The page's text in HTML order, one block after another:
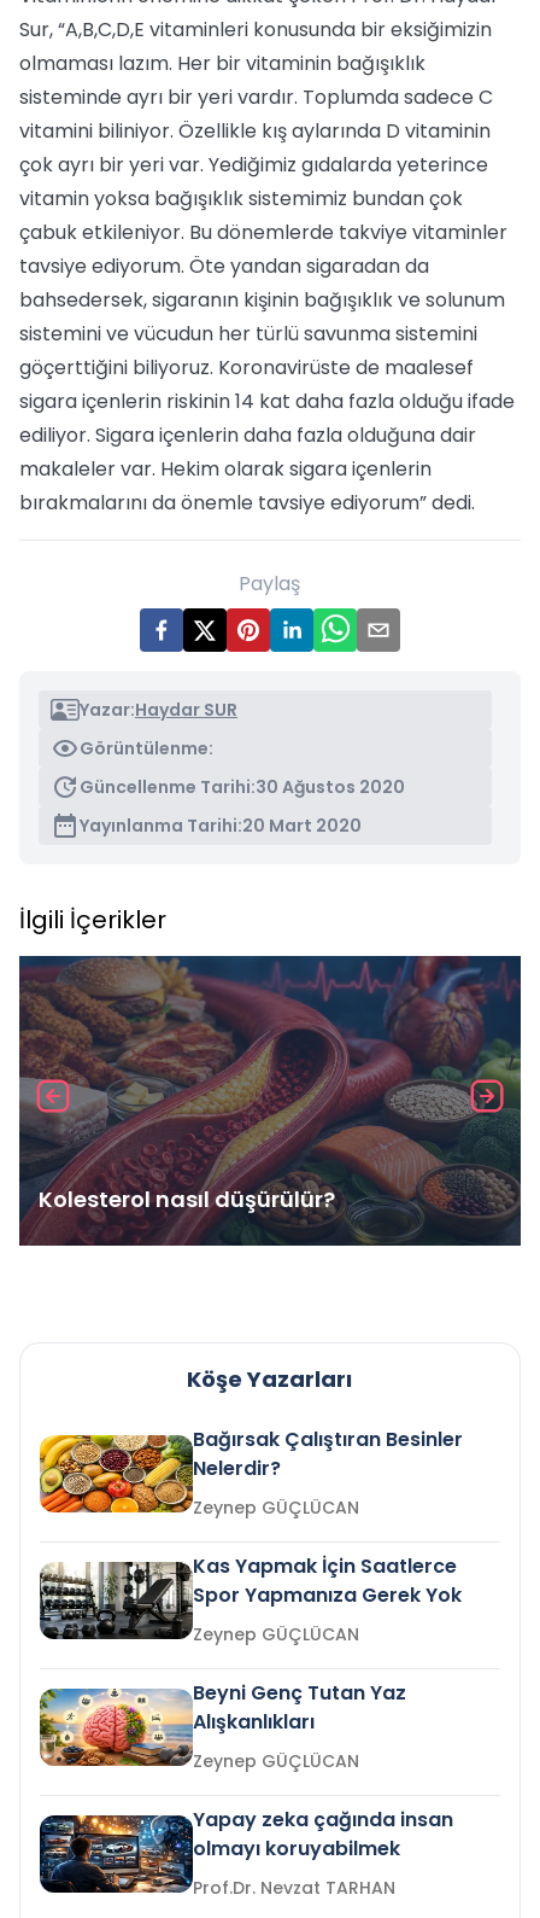
Sur, “A,B,C,D,E vitaminleri konusunda bir eksiğimizin
olmaması lazım. Her bir vitaminin bağışıklık
sisteminde ayrı bir yeri vardır. Toplumda sadece C
vitamini biliniyor. Özellikle kış aylarında D vitaminin
çok ayrı bir yeri var. Yediğimiz gıdalarda yeterince
vitamin yoksa bağışıklık sistemimiz bundan çok
çabuk etkileniyor. Bu dönemlerde takviye vitaminler
tavsiye ediyorum. Öte yandan sigaradan da
bahsedersek, sigaranın kişinin bağışıklık ve solunum
sistemini ve vücudun her türlü savunma sistemini
göçerttiğini biliyoruz. Koronavirüste de maalesef
sigara içenlerin riskinin 14 kat daha fazla olduğu ifade
ediliyor. Sigara içenlerin daha fazla olduğuna dair
makaleler var. Hekim olarak sigara içenlerin
bırakmalarını da önemle tavsiye ediyorum” dedi.
Paylaş
Yazar:Haydar SUR
Görüntülenme:
Güncellenme Tarihi:30 Ağustos 2020
Yayınlanma Tarihi:20 Mart 2020
İlgili İçerikler
Kolesterol nasıl düşürülür?
Köşe Yazarları
Bağırsak Çalıştıran Besinler
Nelerdir?
Zeynep GÜÇLÜCAN
Kas Yapmak İçin Saatlerce
Spor Yapmanıza Gerek Yok
Zeynep GÜÇLÜCAN
Beyni Genç Tutan Yaz
Alışkanlıkları
Zeynep GÜÇLÜCAN
Yapay zeka çağında insan
olmayı koruyabilmek
Prof.Dr. Nevzat TARHAN